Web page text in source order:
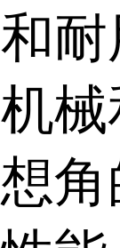
和
机
想